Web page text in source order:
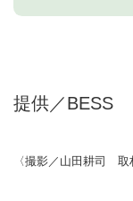
提供／BESS
〈撮影／山田耕司 取